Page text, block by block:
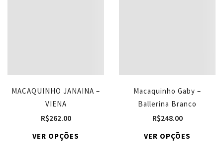
MACAQUINHO JANAINA –
VIENA
R$262.00
VER OPÇÕES
Macaquinho Gaby –
Ballerina Branco
R$248.00
VER OPÇÕES